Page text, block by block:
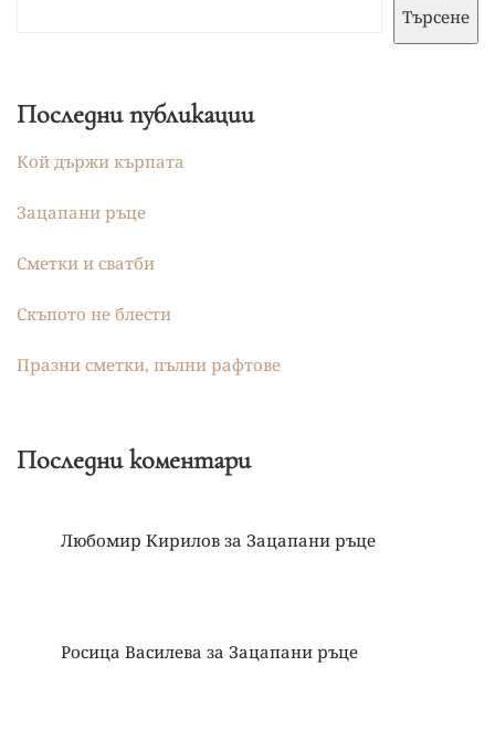
Търсене
Последни публикации
Кой държи кърпата
Зацапани ръце
Сметки и сватби
Скъпото не блести
Празни сметки, пълни рафтове
Последни коментари
Любомир Кирилов за Зацапани ръце
Росица Василева за Зацапани ръце